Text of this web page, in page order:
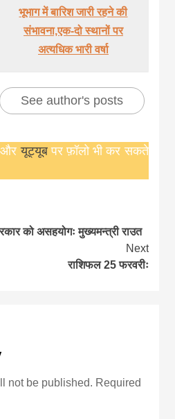
भूभाग में बारिश जारी रहने की
संभावना,एक-दो स्थानों पर
अत्यधिक भारी वर्षा
See author's posts
औरयूट्यूबपर फ़ॉलो भी कर सकते
को असहयोगः मुख्यमन्त्री राउत
Next
राशिफल 25 फरवरीः
not be published. Required